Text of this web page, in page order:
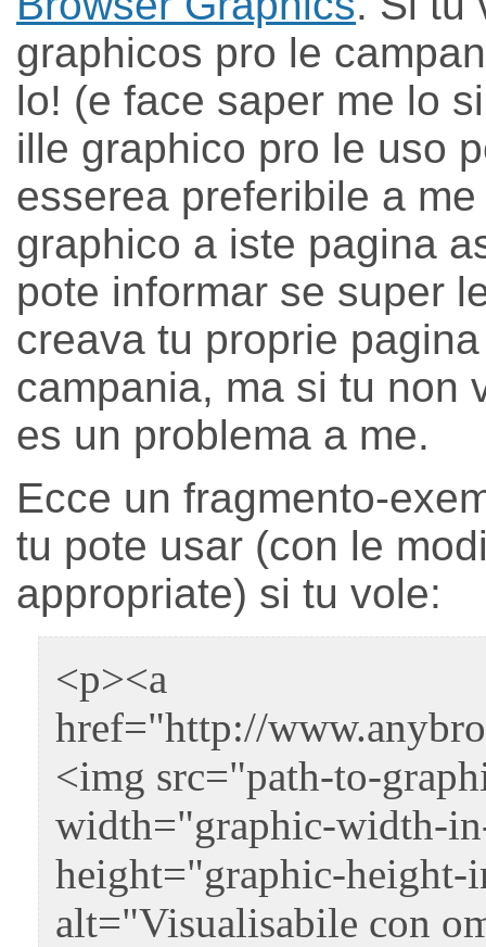
graphicos pro le
lo! (e face saper me lo
ille graphico pro le uso
esserea preferibile a
graphico a iste pagina
pote informar se super
creava tu proprie
campania, ma si tu non
es un problema a me.
Ecce un fragmento-
tu pote usar (con le
appropriate) si tu vole:
<p><a
href="http://
<img src="path-to-
width="graphic-width-
height="graphic-height-
alt="Visualisabile con